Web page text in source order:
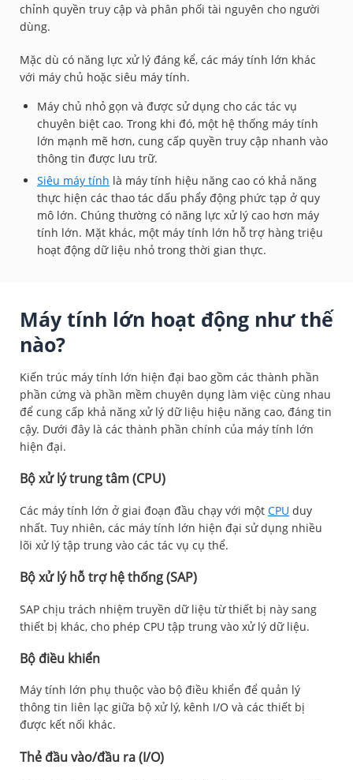
chỉnh quyền truy cập và phân phối tài nguyên cho người
dùng.
Mặc dù có năng lực xử lý đáng kể, các máy tính lớn khác
với máy chủ hoặc siêu máy tính.
Máy chủ nhỏ gọn và được sử dụng cho các tác vụ
chuyên biệt cao. Trong khi đó, một hệ thống máy tính
lớn mạnh mẽ hơn, cung cấp quyền truy cập nhanh vào
thông tin được lưu trữ.
Siêu máy tính là máy tính hiệu năng cao có khả năng
thực hiện các thao tác dấu phẩy động phức tạp ở quy
mô lớn. Chúng thường có năng lực xử lý cao hơn máy
tính lớn. Mặt khác, một máy tính lớn hỗ trợ hàng triệu
hoạt động dữ liệu nhỏ trong thời gian thực.
Máy tính lớn hoạt động như thế
nào?
Kiến trúc máy tính lớn hiện đại bao gồm các thành phần
phần cứng và phần mềm chuyên dụng làm việc cùng nhau
để cung cấp khả năng xử lý dữ liệu hiệu năng cao, đáng tin
cậy. Dưới đây là các thành phần chính của máy tính lớn
hiện đại.
Bộ xử lý trung tâm (CPU)
Các máy tính lớn ở giai đoạn đầu chạy với một CPU duy
nhất. Tuy nhiên, các máy tính lớn hiện đại sử dụng nhiều
lõi xử lý tập trung vào các tác vụ cụ thể.
Bộ xử lý hỗ trợ hệ thống (SAP)
SAP chịu trách nhiệm truyền dữ liệu từ thiết bị này sang
thiết bị khác, cho phép CPU tập trung vào xử lý dữ liệu.
Bộ điều khiển
Máy tính lớn phụ thuộc vào bộ điều khiển để quản lý
thông tin liên lạc giữa bộ xử lý, kênh I/O và các thiết bị
được kết nối khác.
Thẻ đầu vào/đầu ra (I/O)